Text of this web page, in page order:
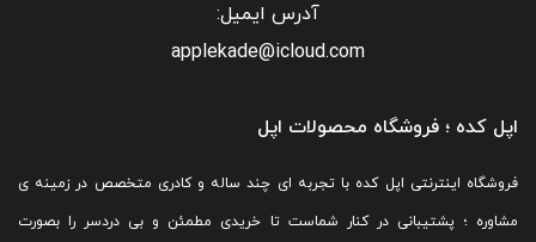
آدرس ایمیل:
applekade@icloud.com
اپل کده ؛ فروشگاه محصولات اپل
فروشگاه اینترنتی اپل کده با تجربه ای چند ساله و کادری متخصص در زمینه ی
مشاوره ؛ پشتیبانی در کنار شماست تا خریدی مطمئن و بی دردسر را بصورت